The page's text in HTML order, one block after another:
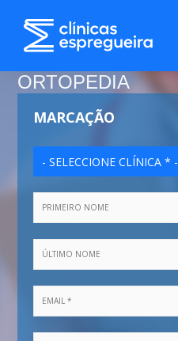
ORTOPEDIA
MARCAÇÃO
- SELECCIONE CLÍNICA * -